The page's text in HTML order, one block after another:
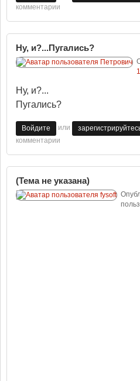
комментарии
Ну, и?...Пугались?
Ну, и?...
Пугались?
Войдите или
комментарии
(Тема не указана)